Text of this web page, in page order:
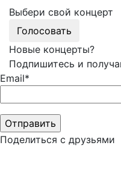
Выбери свой концерт
Голосовать
Новые концерты?
Подпишитесь и
Email*
Поделиться с друзьями